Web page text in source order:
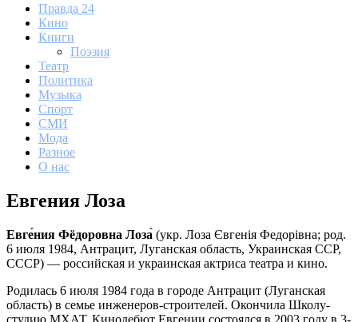
Правда 24
Кино
Книги
Поэзия
Театр
Политика
Музыка
Спорт
СМИ
Мода
Разное
О нас
Евгения Лоза
Евге́ния Фёдоровна Лоза́ (укр. Лоза Євгенія Федорівна; род.
6 июля 1984, Антрацит, Луганская область, Украинская ССР,
СССР) — российская и украинская актриса театра и кино.
Родилась 6 июля 1984 года в городе Антрацит (Луганская
область) в семье инженеров-строителей. Окончила Школу-
студию МХАТ. Кинодебют Евгении состоялся в 2003 году в 3-